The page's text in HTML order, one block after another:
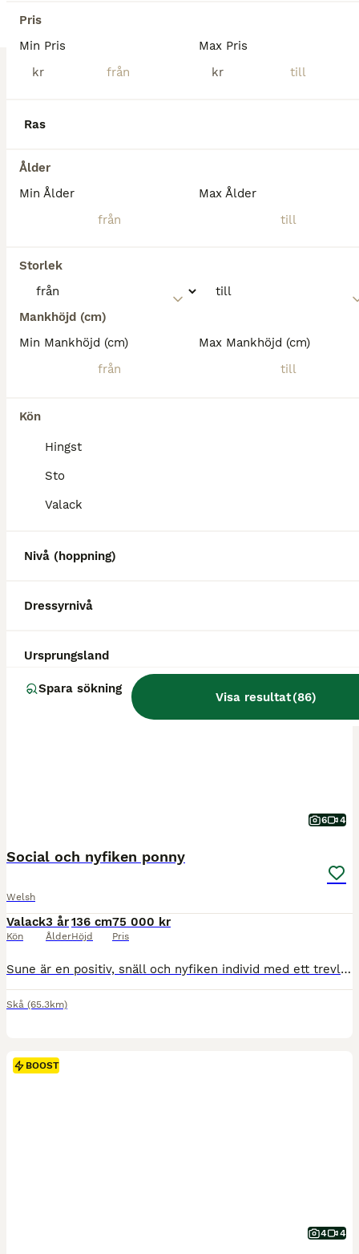
Pris
Min Pris
kr
Max Pris
kr
Ras
Ålder
Min Ålder
Max Ålder
Storlek
Mankhöjd (cm)
Min Mankhöjd (cm)
Max Mankhöjd (cm)
Kön
Hingst
Sto
Valack
Nivå (hoppning)
Dressyrnivå
Ursprungsland
Spara sökning
Visa resultat(86)
Tungelsta (54.7km)
BOOST
6 4
Social och nyfiken ponny
Welsh
Valack
Kön
3 år
Ålder
136 cm
Höjd
75 000 kr
Pris
Sune är en positiv, snäll och nyfiken individ med ett trevligt temperament. Han är van vid daglig hantering, in-och utsläpp, verkning, kolla tänder och vaccination. Insutten, påbörjad inridning (enbart i skritt och i skogen). Hanterad av vuxna (och av 12-åring tillsammans med vuxen). Sune är ca 136 cm, han är mätt hemma i stallgången. Han skulle passa en hästvan familj so
Skå (65.3km)
BOOST
4 4